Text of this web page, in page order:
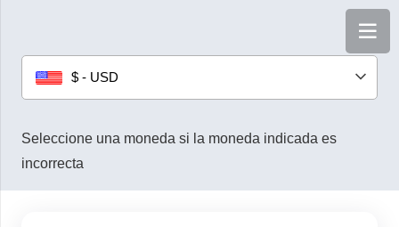
$ - USD
Seleccione una moneda si la moneda indicada es
incorrecta